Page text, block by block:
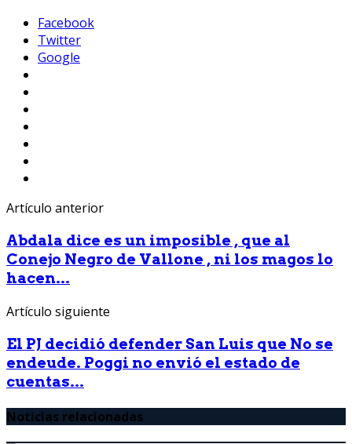
Facebook
Twitter
Google
Artículo anterior
Abdala dice es un imposible , que al
Conejo Negro de Vallone , ni los magos lo
hacen...
Artículo siguiente
El PJ decidió defender San Luis que No se
endeude. Poggi no envió el estado de
cuentas...
Noticias relacionadas